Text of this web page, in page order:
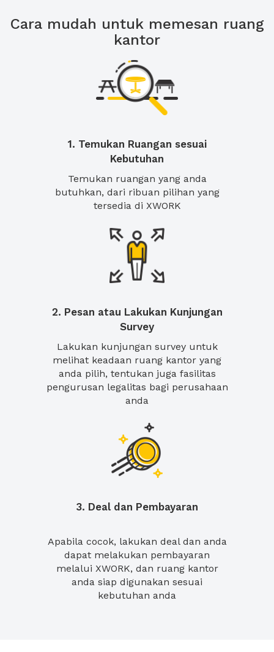
Cara mudah untuk memesan ruang
kantor
1. Temukan Ruangan sesuai
Kebutuhan
Temukan ruangan yang anda
butuhkan, dari ribuan pilihan yang
tersedia di XWORK
2. Pesan atau Lakukan Kunjungan
Survey
Lakukan kunjungan survey untuk
melihat keadaan ruang kantor yang
anda pilih, tentukan juga fasilitas
pengurusan legalitas bagi perusahaan
anda
3. Deal dan Pembayaran
Apabila cocok, lakukan deal dan anda
dapat melakukan pembayaran
melalui XWORK, dan ruang kantor
anda siap digunakan sesuai
kebutuhan anda